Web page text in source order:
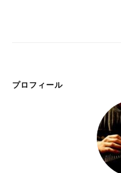
プロフィール